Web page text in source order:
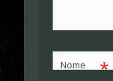
Nome *